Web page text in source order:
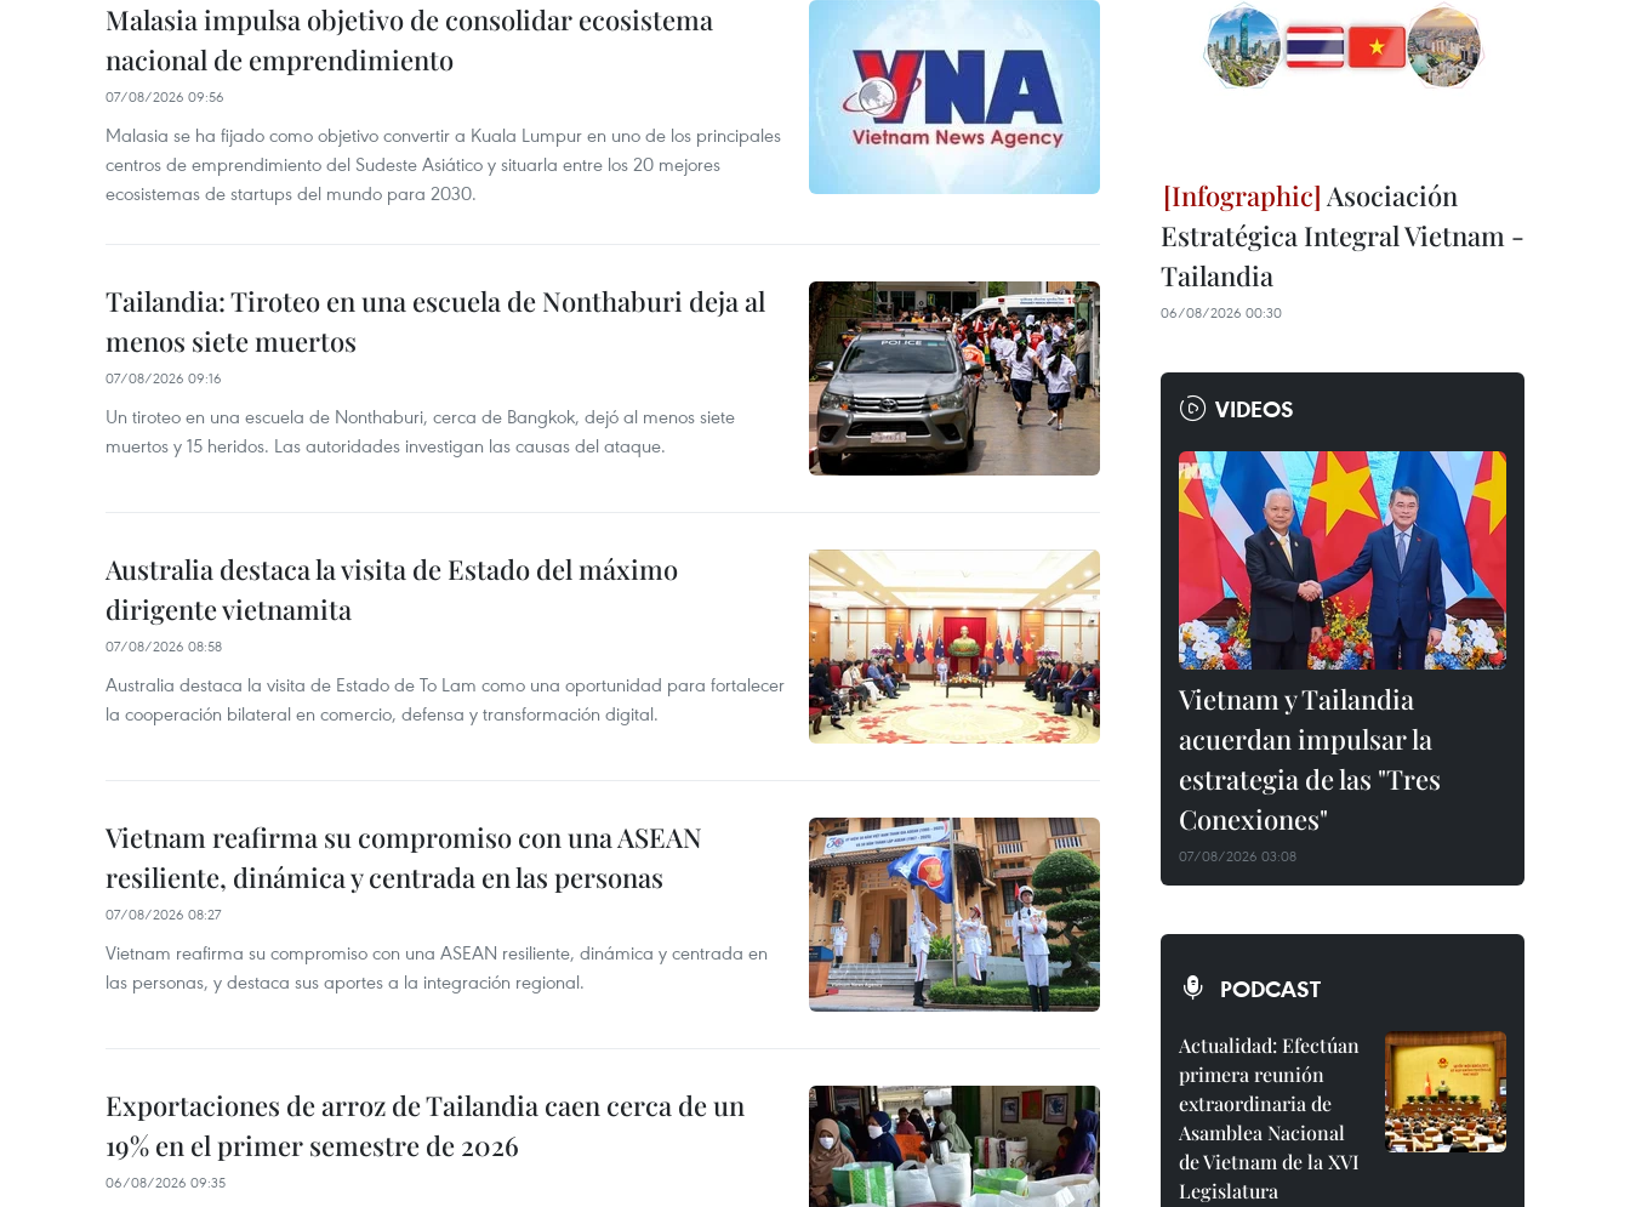
Malasia impulsa objetivo de consolidar ecosistema
nacional de emprendimiento
07/08/2026 09:56
Malasia se ha fijado como objetivo convertir a Kuala Lumpur en uno de los principales
centros de emprendimiento del Sudeste Asiático y situarla entre los 20 mejores
ecosistemas de startups del mundo para 2030.
Tailandia: Tiroteo en una escuela de Nonthaburi deja al
menos siete muertos
07/08/2026 09:16
Un tiroteo en una escuela de Nonthaburi, cerca de Bangkok, dejó al menos siete
muertos y 15 heridos. Las autoridades investigan las causas del ataque.
Australia destaca la visita de Estado del máximo
dirigente vietnamita
07/08/2026 08:58
Australia destaca la visita de Estado de To Lam como una oportunidad para fortalecer
la cooperación bilateral en comercio, defensa y transformación digital.
Vietnam reafirma su compromiso con una ASEAN
resiliente, dinámica y centrada en las personas
07/08/2026 08:27
Vietnam reafirma su compromiso con una ASEAN resiliente, dinámica y centrada en
las personas, y destaca sus aportes a la integración regional.
Exportaciones de arroz de Tailandia caen cerca de un
19% en el primer semestre de 2026
06/08/2026 09:35
Asociación
Estratégica Integral Vietnam -
Tailandia
06/08/2026 00:30
VIDEOS
Vietnam y Tailandia
acuerdan impulsar la
estrategia de las "Tres
Conexiones"
07/08/2026 03:08
PODCAST
Actualidad: Efectúan
primera reunión
extraordinaria de
Asamblea Nacional
de Vietnam de la XVI
Legislatura